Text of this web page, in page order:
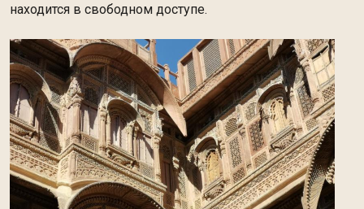
находится в свободном доступе.